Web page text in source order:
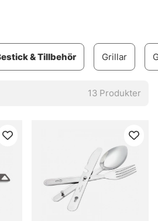
& Tillbehör Grillar
13 Produkter